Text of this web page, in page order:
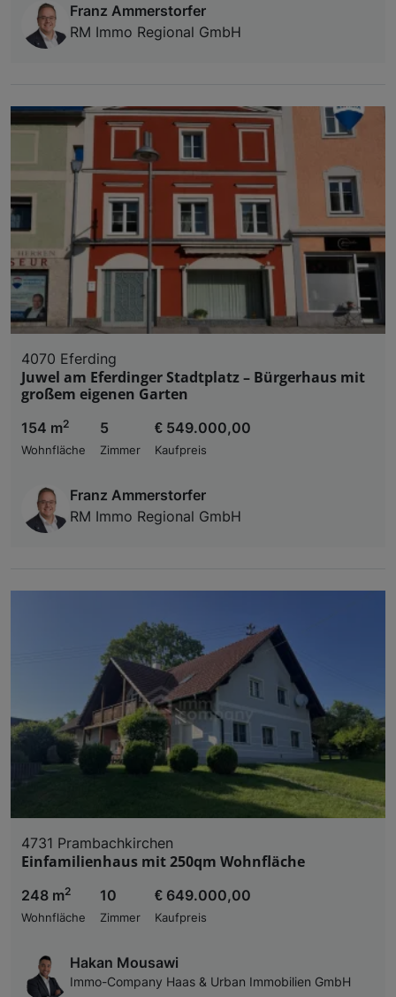
Franz Ammerstorfer
RM Immo Regional GmbH
4070 Eferding
Juwel am Eferdinger Stadtplatz – Bürgerhaus mit
großem eigenen Garten
154 m2
Wohnfläche
5
Zimmer
€ 549.000,00
Kaufpreis
Franz Ammerstorfer
RM Immo Regional GmbH
4731 Prambachkirchen
Einfamilienhaus mit 250qm Wohnfläche
248 m2
Wohnfläche
10
Zimmer
€ 649.000,00
Kaufpreis
Hakan Mousawi
Immo-Company Haas & Urban Immobilien GmbH